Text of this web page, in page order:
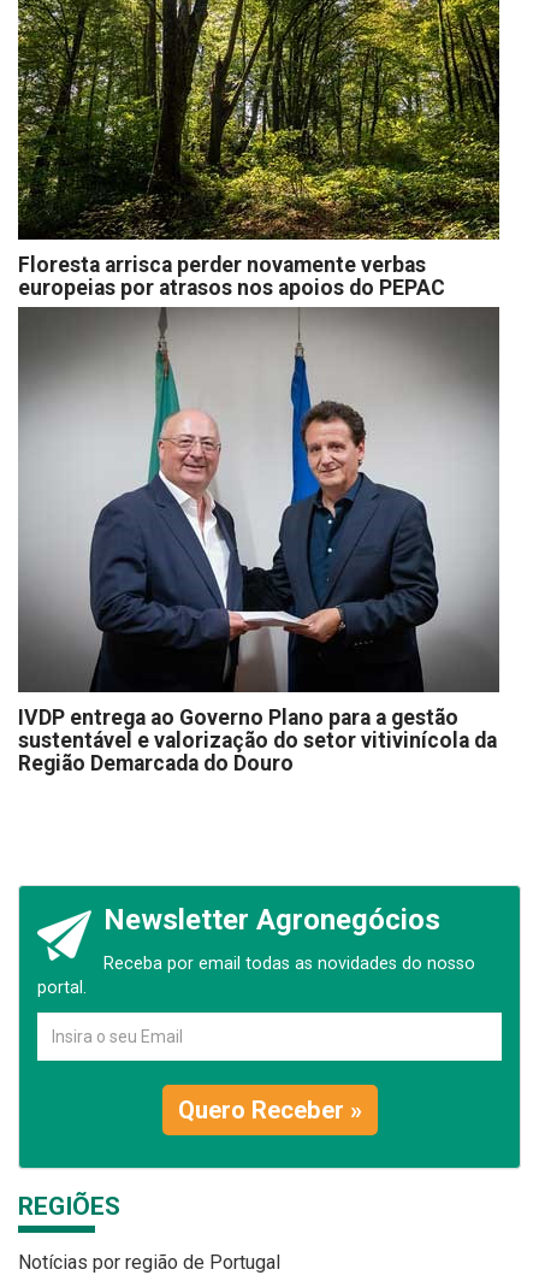
Floresta arrisca perder novamente verbas
europeias por atrasos nos apoios do PEPAC
IVDP entrega ao Governo Plano para a gestão
sustentável e valorização do setor vitivinícola da
Região Demarcada do Douro
Newsletter Agronegócios
Receba por email todas as novidades do nosso
portal.
Quero Receber »
REGIÕES
Notícias por região de Portugal